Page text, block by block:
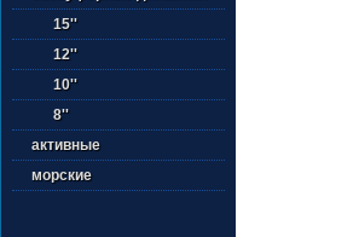
15''
12''
10''
8''
активные
морские